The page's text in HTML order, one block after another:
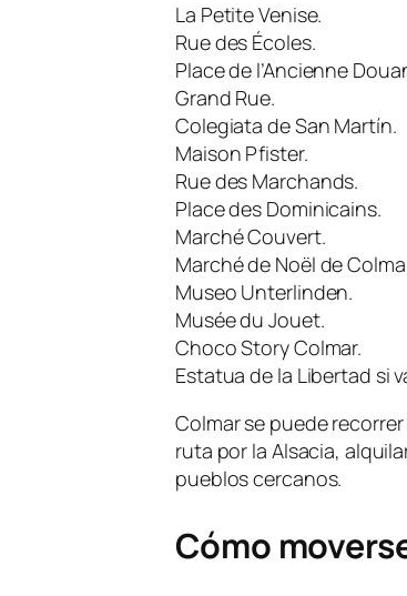
La Petite Venise.
Rue des Écoles.
Place de l’Ancienne
Grand Rue.
Colegiata de San Martín.
Maison Pfister.
Rue des Marchands.
Place des Dominicains.
Marché Couvert.
Marché de Noël de
Museo Unterlinden.
Musée du Jouet.
Choco Story Colmar.
Estatua de la Libertad si
Colmar se puede
ruta por la Alsacia,
pueblos cercanos.
Cómo